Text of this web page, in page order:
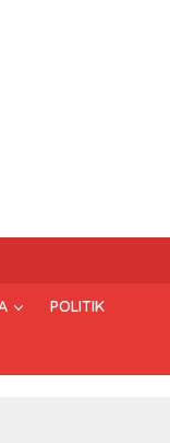
POLITIK